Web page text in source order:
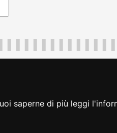
saperne di più leggi
cambio preferenze cookie